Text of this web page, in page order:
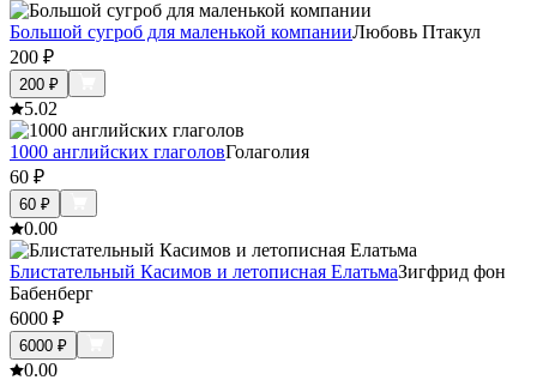
Большой сугроб для маленькой компанииЛюбовь Птакул
200 ₽
200 ₽
5.02
1000 английских глаголовГолаголия
60 ₽
60 ₽
0.00
Блистательный Касимов и летописная ЕлатьмаЗигфрид фон
Бабенберг
6000 ₽
6000 ₽
0.00